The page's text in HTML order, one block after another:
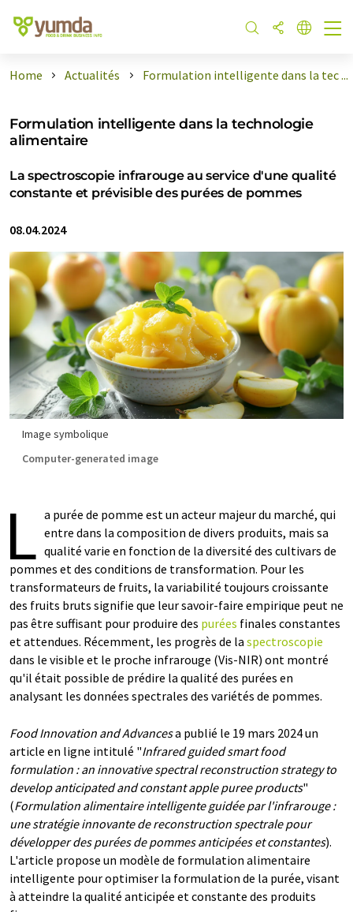
Home Actualités Formulation intelligente dans la tec ...
Formulation intelligente dans la technologie
alimentaire
La spectroscopie infrarouge au service d'une qualité
constante et prévisible des purées de pommes
08.04.2024
Image symbolique
Computer-generated image
L a purée de pomme est un acteur majeur du marché, qui
entre dans la composition de divers produits, mais sa
qualité varie en fonction de la diversité des cultivars de
pommes et des conditions de transformation. Pour les
transformateurs de fruits, la variabilité toujours croissante
des fruits bruts signifie que leur savoir-faire empirique peut ne
pas être suffisant pour produire des purées finales constantes
et attendues. Récemment, les progrès de la spectroscopie
dans le visible et le proche infrarouge (Vis-NIR) ont montré
qu'il était possible de prédire la qualité des purées en
analysant les données spectrales des variétés de pommes.
Food Innovation and Advancesa publié le 19 mars 2024 un
article en ligne intitulé "Infrared guided smart food
formulation : an innovative spectral reconstruction strategy to
develop anticipated and constant apple puree products"
(Formulation alimentaire intelligente guidée par l'infrarouge :
une stratégie innovante de reconstruction spectrale pour
développer des purées de pommes anticipées et constantes).
L'article propose un modèle de formulation alimentaire
intelligente pour optimiser la formulation de la purée, visant
à atteindre la qualité anticipée et constante des produits